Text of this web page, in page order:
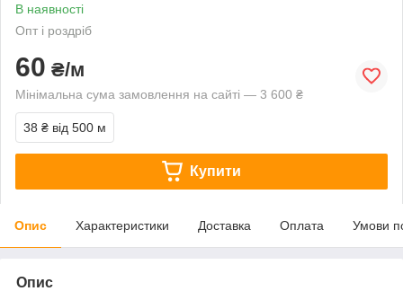
В наявності
Опт і роздріб
60 ₴/м
Мінімальна сума замовлення на сайті — 3 600 ₴
38 ₴ від 500 м
Купити
Опис Характеристики Доставка Оплата Умови
Опис